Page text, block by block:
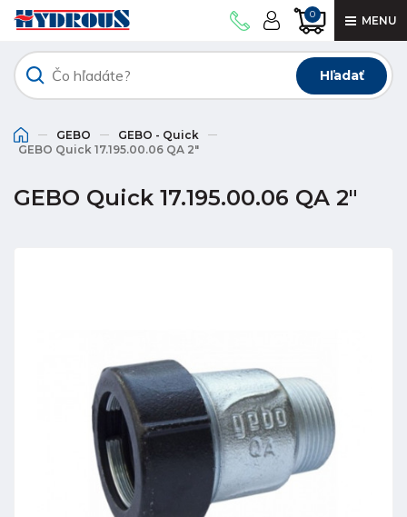
0 MENU
Hľadať
GEBO
GEBO - Quick
GEBO Quick 17.195.00.06 QA 2"
GEBO Quick 17.195.00.06 QA 2"